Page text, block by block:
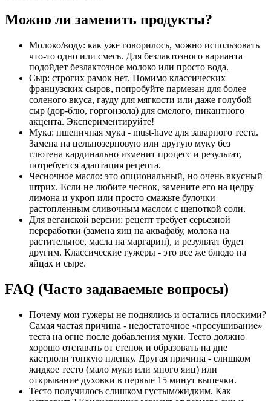
Можно ли заменить продукты?
Молоко/воду: как уже говорилось, можно использовать
что-то одно или смесь. Для безлактозного варианта
подойдет безлактозное молоко или просто вода.
Сыр: строгих рамок нет. Помимо классических
французских сыров, попробуйте пармезан для более
соленого вкуса, гауду для мягкости или даже голубой
сыр (дор-блю, горгонзола) для смелого, пикантного
акцента. Экспериментируйте!
Мука: пшеничная мука - must-have для заварного теста.
Замена на цельнозерновую или другую муку без
глютена кардинально изменит процесс и результат,
потребуется адаптация рецепта.
Чесночное масло: это опциональный, но очень вкусный
штрих. Если не любите чеснок, замените его на цедру
лимона и укроп или просто смажьте булочки
растопленным сливочным маслом с щепоткой соли.
Для веганской версии: рецепт требует серьезной
переработки (замена яиц на аквафабу, молока на
растительное, масла на маргарин), и результат будет
другим. Классические гужеры - это все же блюдо на
яйцах и сыре.
FAQ (Часто задаваемые вопросы)
Почему мои гужеры не поднялись и остались плоскими?
Самая частая причина - недостаточное «просушивание»
теста на огне после добавления муки. Тесто должно
хорошо отставать от стенок и образовать на дне
кастрюли тонкую пленку. Другая причина - слишком
жидкое тесто (мало муки или много яиц) или
открывание духовки в первые 15 минут выпечки.
Тесто получилось слишком густым/жидким. Как